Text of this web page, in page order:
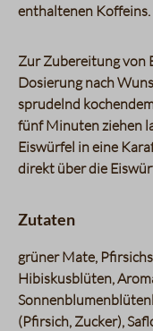
enthaltenen Koffeins.
Zur Zubereitung von
Dosierung nach
sprudelnd
fünf Minuten ziehen
Eiswürfel in eine
direkt über die
Zutaten
grüner Mate,
Hibiskusblüten,
(Pfirsich, Zucker),